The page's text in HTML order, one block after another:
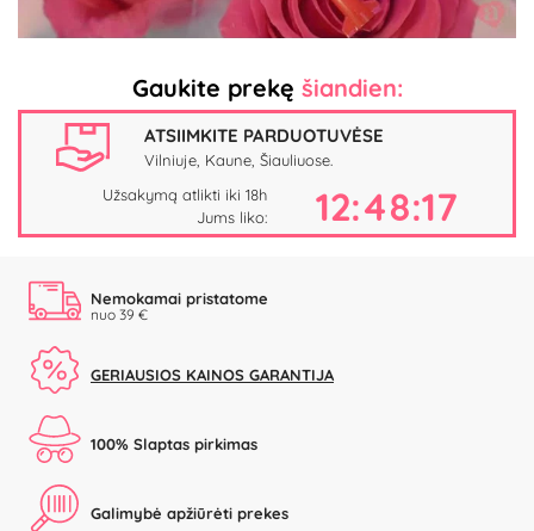
Gaukite prekę šiandien:
ATSIIMKITE PARDUOTUVĖSE
Vilniuje, Kaune, Šiauliuose.
Užsakymą atlikti iki 18h
Jums liko:
12:48:16
Nemokamai pristatome
nuo 39 €
GERIAUSIOS KAINOS GARANTIJA
100% Slaptas pirkimas
Galimybė apžiūrėti prekes